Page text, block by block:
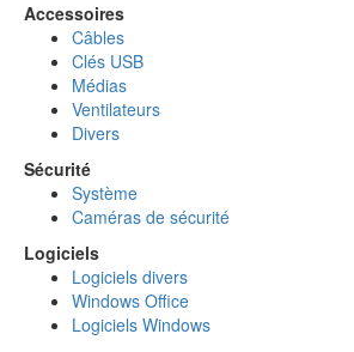
Accessoires
Câbles
Clés USB
Médias
Ventilateurs
Divers
Sécurité
Système
Caméras de sécurité
Logiciels
Logiciels divers
Windows Office
Logiciels Windows